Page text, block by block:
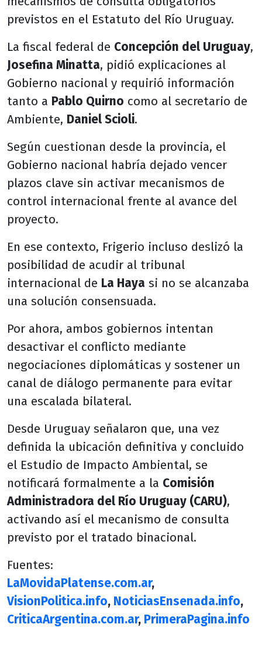
previstos en el Estatuto del Río Uruguay.
La fiscal federal de Concepción del Uruguay,
Josefina Minatta, pidió explicaciones al
Gobierno nacional y requirió información
tanto a Pablo Quirno como al secretario de
Ambiente, Daniel Scioli.
Según cuestionan desde la provincia, el
Gobierno nacional habría dejado vencer
plazos clave sin activar mecanismos de
control internacional frente al avance del
proyecto.
En ese contexto, Frigerio incluso deslizó la
posibilidad de acudir al tribunal
internacional de La Haya si no se alcanzaba
una solución consensuada.
Por ahora, ambos gobiernos intentan
desactivar el conflicto mediante
negociaciones diplomáticas y sostener un
canal de diálogo permanente para evitar
una escalada bilateral.
Desde Uruguay señalaron que, una vez
definida la ubicación definitiva y concluido
el Estudio de Impacto Ambiental, se
notificará formalmente a la Comisión
Administradora del Río Uruguay (CARU),
activando así el mecanismo de consulta
previsto por el tratado binacional.
Fuentes:
LaMovidaPlatense.com.ar,
VisionPolitica.info, NoticiasEnsenada.info,
CriticaArgentina.com.ar, PrimeraPagina.info